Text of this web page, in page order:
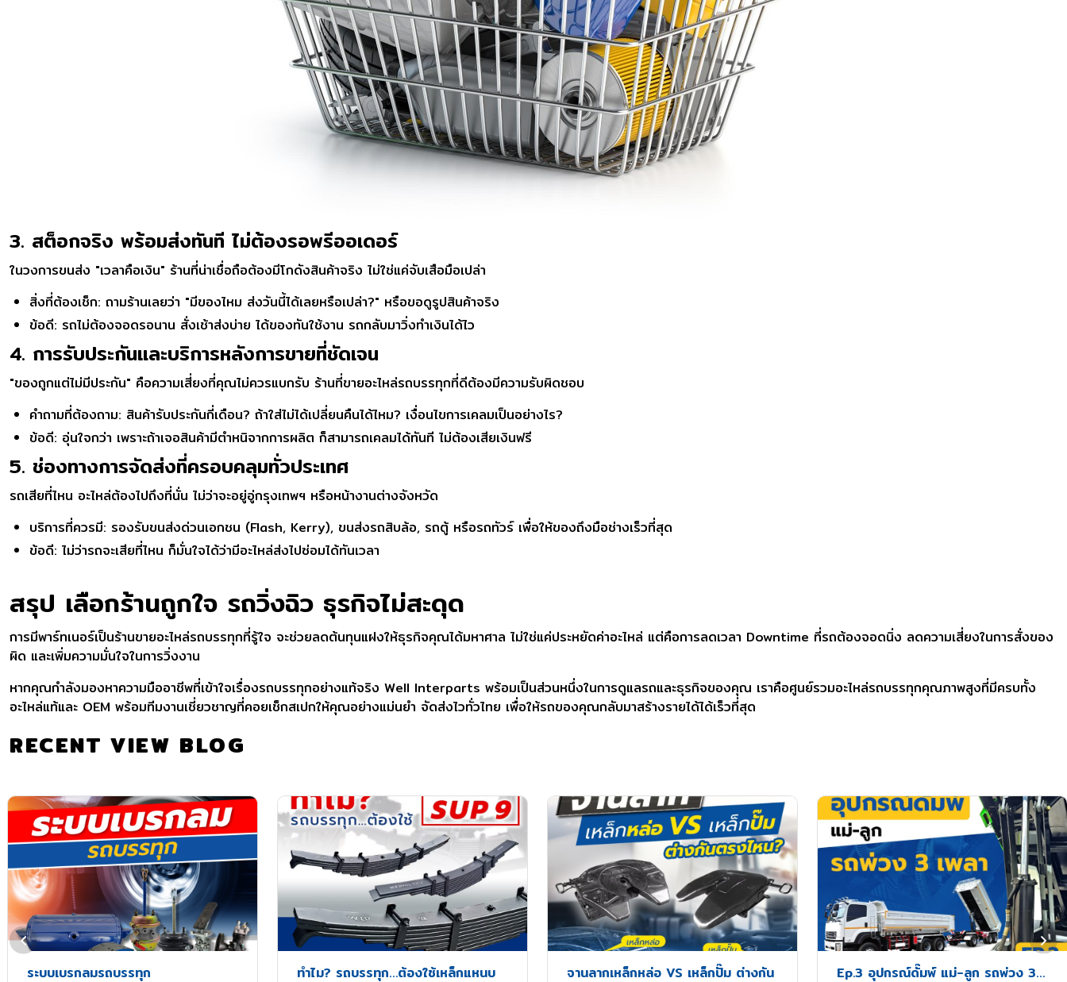
3. สต็อกจริง พร้อมส่งทันที ไม่ต้องรอพรีออเดอร์
ในวงการขนส่ง "เวลาคือเงิน" ร้านที่น่าเชื่อถือต้องมีโกดังสินค้าจริง ไม่ใช่แค่จับเสือมือเปล่า
สิ่งที่ต้องเช็ก: ถามร้านเลยว่า "มีของไหม ส่งวันนี้ได้เลยหรือเปล่า?" หรือขอดูรูปสินค้าจริง
ข้อดี: รถไม่ต้องจอดรอนาน สั่งเช้าส่งบ่าย ได้ของทันใช้งาน รถกลับมาวิ่งทำเงินได้ไว
4. การรับประกันและบริการหลังการขายที่ชัดเจน
"ของถูกแต่ไม่มีประกัน" คือความเสี่ยงที่คุณไม่ควรแบกรับ ร้านที่ขายอะไหล่รถบรรทุกที่ดีต้องมีความรับผิดชอบ
คำถามที่ต้องถาม: สินค้ารับประกันกี่เดือน? ถ้าใส่ไม่ได้เปลี่ยนคืนได้ไหม? เงื่อนไขการเคลมเป็นอย่างไร?
ข้อดี: อุ่นใจกว่า เพราะถ้าเจอสินค้ามีตำหนิจากการผลิต ก็สามารถเคลมได้ทันที ไม่ต้องเสียเงินฟรี
5. ช่องทางการจัดส่งที่ครอบคลุมทั่วประเทศ
รถเสียที่ไหน อะไหล่ต้องไปถึงที่นั่น ไม่ว่าจะอยู่อู่กรุงเทพฯ หรือหน้างานต่างจังหวัด
บริการที่ควรมี: รองรับขนส่งด่วนเอกชน (Flash, Kerry), ขนส่งรถสิบล้อ, รถตู้ หรือรถทัวร์ เพื่อให้ของถึงมือช่างเร็วที่สุด
ข้อดี: ไม่ว่ารถจะเสียที่ไหน ก็มั่นใจได้ว่ามีอะไหล่ส่งไปซ่อมได้ทันเวลา
สรุป เลือกร้านถูกใจ รถวิ่งฉิว ธุรกิจไม่สะดุด
การมีพาร์ทเนอร์เป็นร้านขายอะไหล่รถบรรทุกที่รู้ใจ จะช่วยลดต้นทุนแฝงให้ธุรกิจคุณได้มหาศาล ไม่ใช่แค่ประหยัดค่าอะไหล่ แต่คือการลดเวลา Downtime ที่รถต้องจอดนิ่ง ลดความเสี่ยงในการสั่งของ
ผิด และเพิ่มความมั่นใจในการวิ่งงาน
หากคุณกำลังมองหาความมืออาชีพที่เข้าใจเรื่องรถบรรทุกอย่างแท้จริง Well Interparts พร้อมเป็นส่วนหนึ่งในการดูแลรถและธุรกิจของคุณ เราคือศูนย์รวมอะไหล่รถบรรทุกคุณภาพสูงที่มีครบทั้ง
อะไหล่แท้และ OEM พร้อมทีมงานเชี่ยวชาญที่คอยเช็กสเปกให้คุณอย่างแม่นยำ จัดส่งไวทั่วไทย เพื่อให้รถของคุณกลับมาสร้างรายได้ได้เร็วที่สุด
RECENT VIEW BLOG
ระบบเบรกลมรถบรรทุก ทำไม? รถบรรทุก…ต้องใช้เหล็กแหนบ จานลากเหล็กหล่อ VS เหล็กปั๊ม ต่างกัน Ep.3 อุปกรณ์ดั๊มพ์ แม่-ลูก รถพ่วง 3…